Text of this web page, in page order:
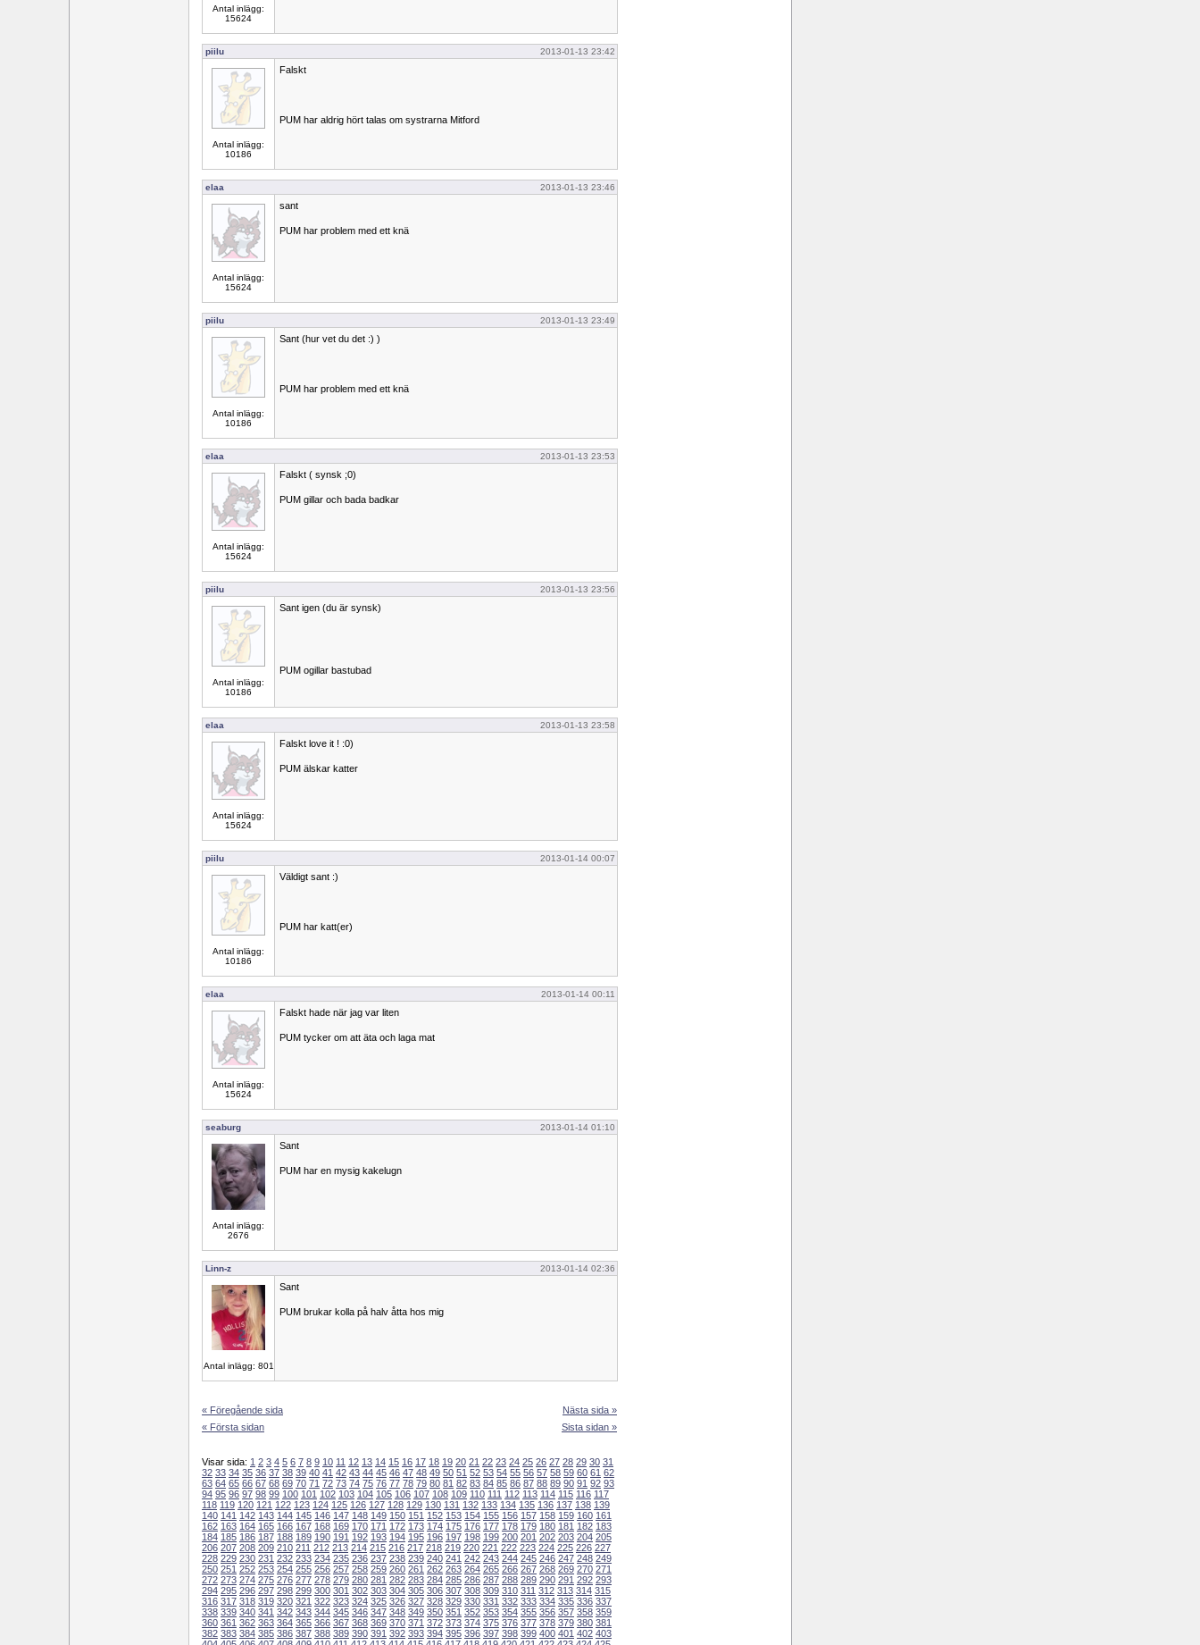
Antal inlägg:
15624
piilu 2013-01-13 23:42
Antal inlägg:
10186
Falskt
PUM har aldrig hört talas om systrarna Mitford
elaa 2013-01-13 23:46
Antal inlägg:
15624
sant
PUM har problem med ett knä
piilu 2013-01-13 23:49
Antal inlägg:
10186
Sant (hur vet du det :) )
PUM har problem med ett knä
elaa 2013-01-13 23:53
Antal inlägg:
15624
Falskt ( synsk ;0)
PUM gillar och bada badkar
piilu 2013-01-13 23:56
Antal inlägg:
10186
Sant igen (du är synsk)
PUM ogillar bastubad
elaa 2013-01-13 23:58
Antal inlägg:
15624
Falskt love it ! :0)
PUM älskar katter
piilu 2013-01-14 00:07
Antal inlägg:
10186
Väldigt sant :)
PUM har katt(er)
elaa 2013-01-14 00:11
Antal inlägg:
15624
Falskt hade när jag var liten
PUM tycker om att äta och laga mat
seaburg 2013-01-14 01:10
Antal inlägg:
2676
Sant
PUM har en mysig kakelugn
Linn-z 2013-01-14 02:36
Antal inlägg: 801
Sant
PUM brukar kolla på halv åtta hos mig
« Föregående sida
« Första sidan
Nästa sida »
Sista sidan »
Visar sida: 1 2 3 4 5 6 7 8 9 10 11 12 13 14 15 16 17 18 19 20 21 22 23 24 25 26 27 28 29 30 31
32 33 34 35 36 37 38 39 40 41 42 43 44 45 46 47 48 49 50 51 52 53 54 55 56 57 58 59 60 61 62
63 64 65 66 67 68 69 70 71 72 73 74 75 76 77 78 79 80 81 82 83 84 85 86 87 88 89 90 91 92 93
94 95 96 97 98 99 100 101 102 103 104 105 106 107 108 109 110 111 112 113 114 115 116 117
118 119 120 121 122 123 124 125 126 127 128 129 130 131 132 133 134 135 136 137 138 139
140 141 142 143 144 145 146 147 148 149 150 151 152 153 154 155 156 157 158 159 160 161
162 163 164 165 166 167 168 169 170 171 172 173 174 175 176 177 178 179 180 181 182 183
184 185 186 187 188 189 190 191 192 193 194 195 196 197 198 199 200 201 202 203 204 205
206 207 208 209 210 211 212 213 214 215 216 217 218 219 220 221 222 223 224 225 226 227
228 229 230 231 232 233 234 235 236 237 238 239 240 241 242 243 244 245 246 247 248 249
250 251 252 253 254 255 256 257 258 259 260 261 262 263 264 265 266 267 268 269 270 271
272 273 274 275 276 277 278 279 280 281 282 283 284 285 286 287 288 289 290 291 292 293
294 295 296 297 298 299 300 301 302 303 304 305 306 307 308 309 310 311 312 313 314 315
316 317 318 319 320 321 322 323 324 325 326 327 328 329 330 331 332 333 334 335 336 337
338 339 340 341 342 343 344 345 346 347 348 349 350 351 352 353 354 355 356 357 358 359
360 361 362 363 364 365 366 367 368 369 370 371 372 373 374 375 376 377 378 379 380 381
382 383 384 385 386 387 388 389 390 391 392 393 394 395 396 397 398 399 400 401 402 403